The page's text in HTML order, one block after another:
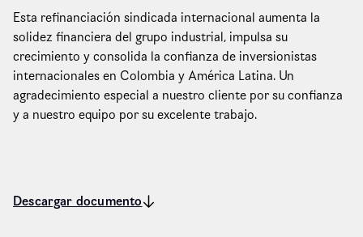
Esta refinanciación sindicada internacional aumenta la
solidez financiera del grupo industrial, impulsa su
crecimiento y consolida la confianza de inversionistas
internacionales en Colombia y América Latina. Un
agradecimiento especial a nuestro cliente por su confianza
y a nuestro equipo por su excelente trabajo.
Descargar documento